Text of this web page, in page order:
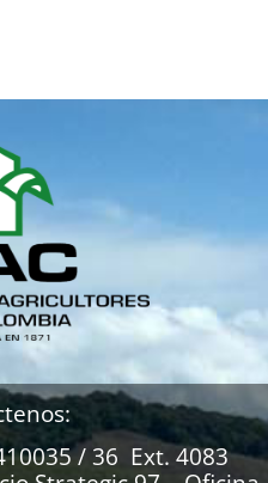
/ 36 Ext. 4083